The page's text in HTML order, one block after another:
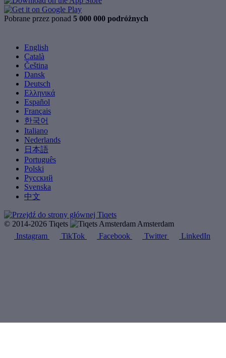
Pobrane przez ponad 5 000 000 podróżnych
English
Català
Čeština
Dansk
Deutsch
Ελληνικά
Español
Français
한국어
Italiano
Nederlands
日本語
Português
Polski
Русский
Svenska
中文
© 2014-2026 Tiqets
Amsterdam
Instagram
TikTok Facebook Twitter LinkedIn